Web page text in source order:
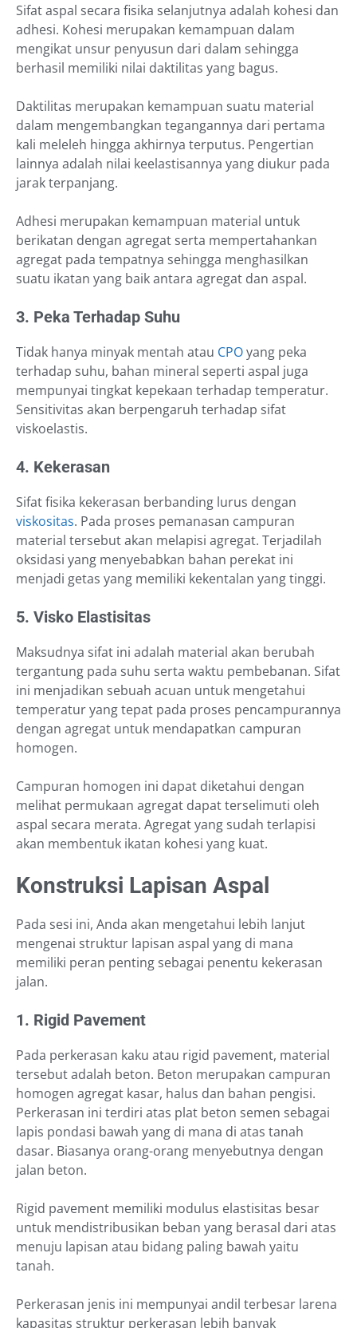
Sifat aspal secara fisika selanjutnya adalah kohesi dan
adhesi. Kohesi merupakan kemampuan dalam
mengikat unsur penyusun dari dalam sehingga
berhasil memiliki nilai daktilitas yang bagus.
Daktilitas merupakan kemampuan suatu material
dalam mengembangkan tegangannya dari pertama
kali meleleh hingga akhirnya terputus. Pengertian
lainnya adalah nilai keelastisannya yang diukur pada
jarak terpanjang.
Adhesi merupakan kemampuan material untuk
berikatan dengan agregat serta mempertahankan
agregat pada tempatnya sehingga menghasilkan
suatu ikatan yang baik antara agregat dan aspal.
3. Peka Terhadap Suhu
Tidak hanya minyak mentah atau CPOyang peka
terhadap suhu, bahan mineral seperti aspal juga
mempunyai tingkat kepekaan terhadap temperatur.
Sensitivitas akan berpengaruh terhadap sifat
viskoelastis.
4. Kekerasan
Sifat fisika kekerasan berbanding lurus dengan
viskositas. Pada proses pemanasan campuran
material tersebut akan melapisi agregat. Terjadilah
oksidasi yang menyebabkan bahan perekat ini
menjadi getas yang memiliki kekentalan yang tinggi.
5. Visko Elastisitas
Maksudnya sifat ini adalah material akan berubah
tergantung pada suhu serta waktu pembebanan. Sifat
ini menjadikan sebuah acuan untuk mengetahui
temperatur yang tepat pada proses pencampurannya
dengan agregat untuk mendapatkan campuran
homogen.
Campuran homogen ini dapat diketahui dengan
melihat permukaan agregat dapat terselimuti oleh
aspal secara merata. Agregat yang sudah terlapisi
akan membentuk ikatan kohesi yang kuat.
Konstruksi Lapisan Aspal
Pada sesi ini, Anda akan mengetahui lebih lanjut
mengenai struktur lapisan aspal yang di mana
memiliki peran penting sebagai penentu kekerasan
jalan.
1. Rigid Pavement
Pada perkerasan kaku atau rigid pavement, material
tersebut adalah beton. Beton merupakan campuran
homogen agregat kasar, halus dan bahan pengisi.
Perkerasan ini terdiri atas plat beton semen sebagai
lapis pondasi bawah yang di mana di atas tanah
dasar. Biasanya orang-orang menyebutnya dengan
jalan beton.
Rigid pavement memiliki modulus elastisitas besar
untuk mendistribusikan beban yang berasal dari atas
menuju lapisan atau bidang paling bawah yaitu
tanah.
Perkerasan jenis ini mempunyai andil terbesar larena
kapasitas struktur perkerasan lebih banyak